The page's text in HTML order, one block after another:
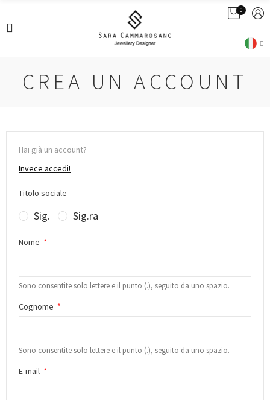
0
CREA UN ACCOUNT
Hai già un account?
Invece accedi!
Titolo sociale
Sig. Sig.ra
Nome
Sono consentite solo lettere e il punto (.), seguito da uno spazio.
Cognome
Sono consentite solo lettere e il punto (.), seguito da uno spazio.
E-mail